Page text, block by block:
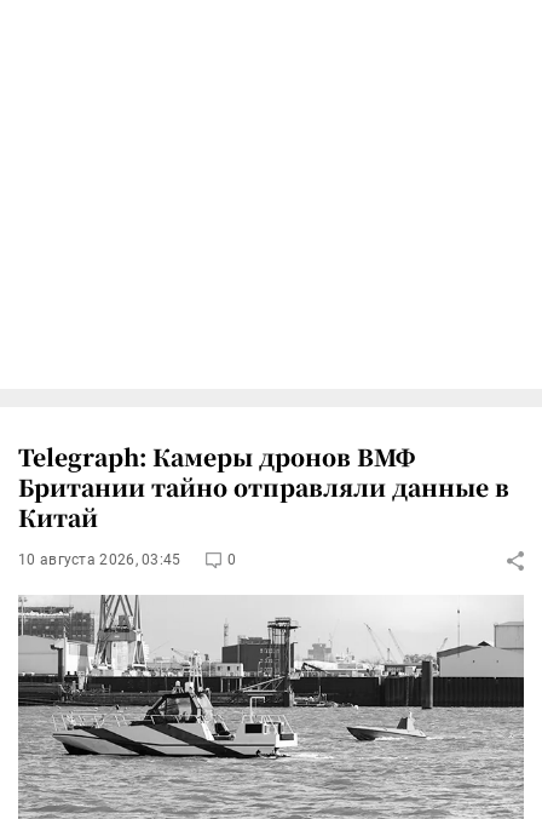
Telegraph: Камеры дронов ВМФ
Британии тайно отправляли данные в
Китай
10 августа 2026, 03:45 0